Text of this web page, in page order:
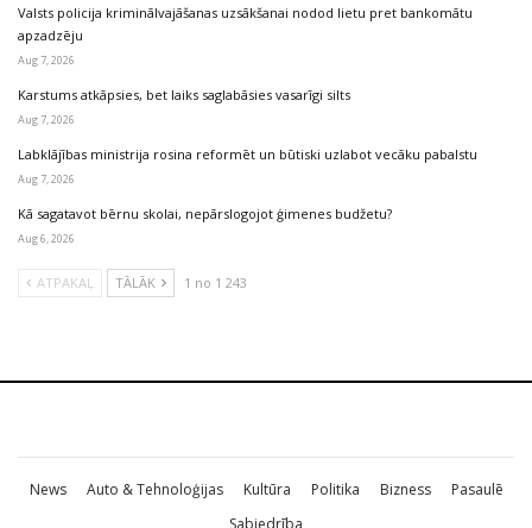
Valsts policija kriminālvajāšanas uzsākšanai nodod lietu pret bankomātu
apzadzēju
Aug 7, 2026
Karstums atkāpsies, bet laiks saglabāsies vasarīgi silts
Aug 7, 2026
Labklājības ministrija rosina reformēt un būtiski uzlabot vecāku pabalstu
Aug 7, 2026
Kā sagatavot bērnu skolai, nepārslogojot ģimenes budžetu?
Aug 6, 2026
ATPAKAĻ TĀLĀK 1 no 1 243
News Auto & Tehnoloģijas Kultūra Politika Bizness
Pasaulē